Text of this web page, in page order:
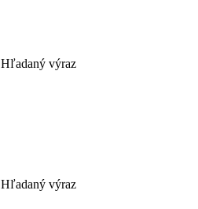
Hľadaný výraz
Hľadaný výraz